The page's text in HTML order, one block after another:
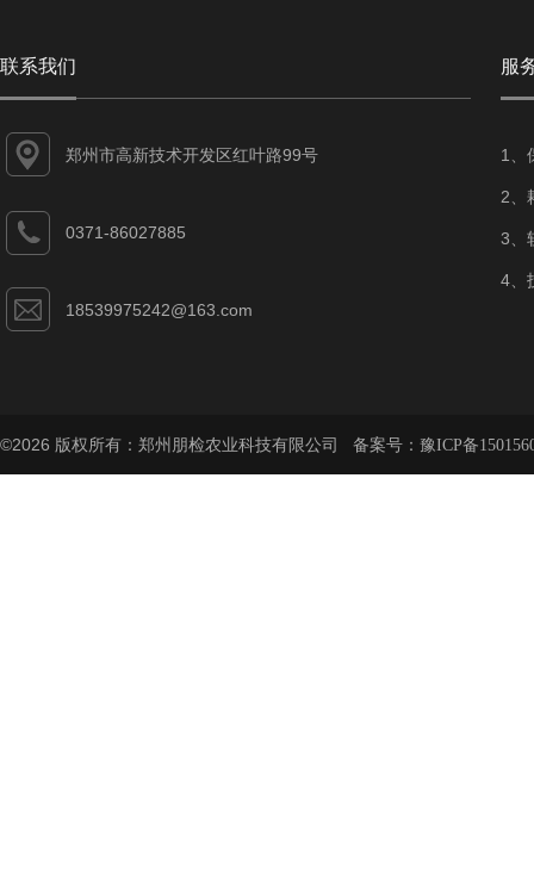
联系我们
郑州市高新技术开发区红叶路99号
0371-86027885
18539975242@163.com
服
1、
2、
3、
4、
©2026 版权所有：郑州朋检农业科技有限公司 备案号： 豫ICP备